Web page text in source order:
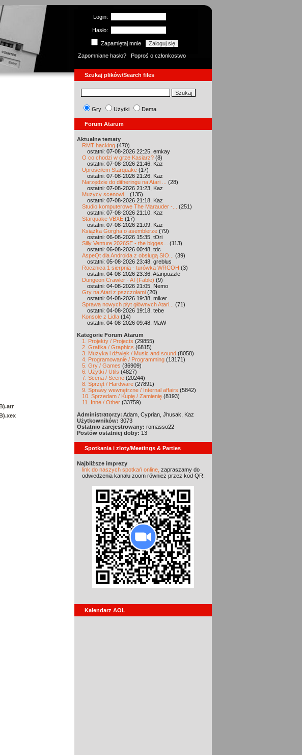
Login:
Hasło:
Zapamiętaj mnie
Zapomniane hasło?
Poproś o członkostwo
Szukaj plików/Search files
Gry Użytki Dema
Forum Atarum
Aktualne tematy
RMT hacking (470)
ostatni: 07-08-2026 22:25, emkay
O co chodzi w grze Kasiarz? (8)
ostatni: 07-08-2026 21:46, Kaz
Uprościłem Starquake (17)
ostatni: 07-08-2026 21:26, Kaz
Narzędzie do ditheringu na Atari ...
(28)
ostatni: 07-08-2026 21:23, Kaz
Muzycy scenowi...
(135)
ostatni: 07-08-2026 21:18, Kaz
Studio komputerowe The Marauder -...
(251)
ostatni: 07-08-2026 21:10, Kaz
Starquake VBXE (17)
ostatni: 07-08-2026 21:09, Kaz
Książka Gorgha o asemblerze (79)
ostatni: 06-08-2026 15:35, tOri
Silly Venture 2026SE - the bigges...
(113)
ostatni: 06-08-2026 00:48, tdc
AspeQt dla Androida z obsługą SIO...
(39)
ostatni: 05-08-2026 23:48, greblus
Rocznica 1 sierpnia - turówka WRCOH (3)
ostatni: 04-08-2026 23:36, Ataripuzzle
Dungeon Crawler - AI (Fable) (9)
ostatni: 04-08-2026 21:05, Nemo
Gry na Atari z pszczołami (20)
ostatni: 04-08-2026 19:38, miker
Sprawa nowych płyt głównych Atari...
(71)
ostatni: 04-08-2026 19:18, tebe
Konsole z Lidla (14)
ostatni: 04-08-2026 09:48, MaW
Kategorie Forum Atarum
1. Projekty / Projects (29855)
2. Grafika / Graphics (6815)
3. Muzyka i dźwięk / Music and sound (8058)
4. Programowanie / Programming (13171)
5. Gry / Games (36909)
6. Użytki / Utils (4827)
7. Scena / Scene (20244)
8. Sprzęt / Hardware (27891)
9. Sprawy wewnętrzne / Internal affairs (5842)
10. Sprzedam / Kupię / Zamienię (8193)
11. Inne / Other (33759)
Administratorzy: Adam, Cyprian, Jhusak, Kaz
Użytkowników: 3073
Ostatnio zarejestrowany: romasso22
Postów ostatniej doby: 13
Spotkania i zloty/Meetings & Parties
Najbliższe imprezy
link do naszych spotkań online, zapraszamy do
odwiedzenia kanału zoom również przez kod QR:
Kalendarz AOL